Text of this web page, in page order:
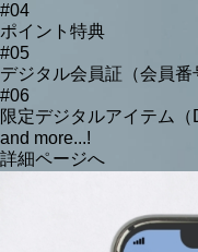
#04
ポイント特典
#05
デジタル会員証（会員番
#06
限定デジタルアイテム（
and more...!
詳細ページへ